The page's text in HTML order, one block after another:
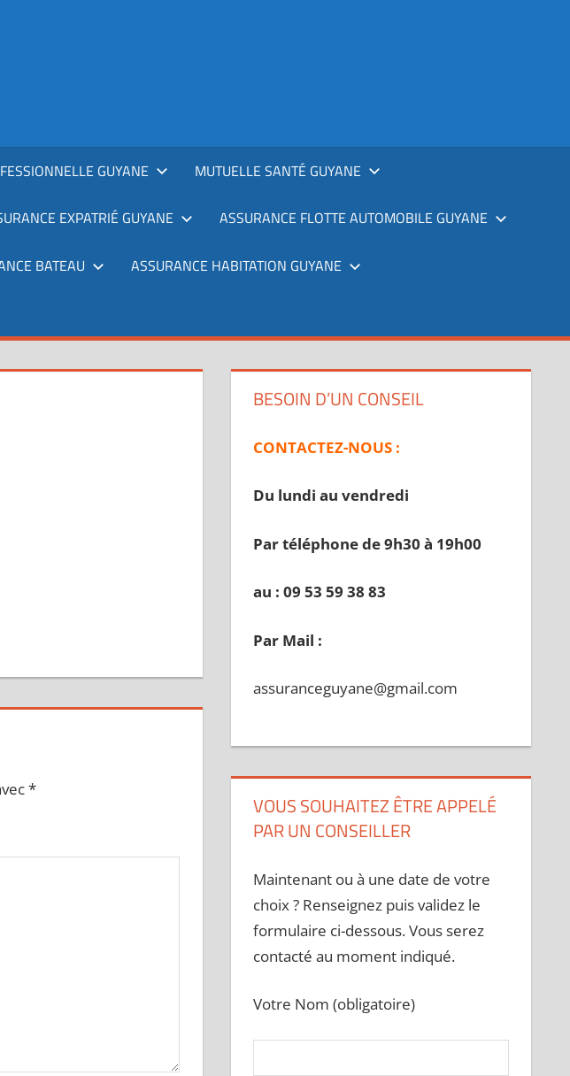
GUYANE MUTUELLE SANTÉ GUYANE
EXPATRIÉ GUYANE ASSURANCE FLOTTE AUTOMOBILE GUYANE
BATEAU ASSURANCE HABITATION GUYANE
*
BESOIN D’UN CONSEIL
CONTACTEZ-NOUS :
Du lundi au vendredi
Par téléphone de 9h30 à 19h00
au : 09 53 59 38 83
Par Mail :
assuranceguyane@gmail.com
VOUS SOUHAITEZ ÊTRE APPELÉ
PAR UN CONSEILLER
Maintenant ou à une date de votre
choix ? Renseignez puis validez le
formulaire ci-dessous. Vous serez
contacté au moment indiqué.
Votre Nom (obligatoire)